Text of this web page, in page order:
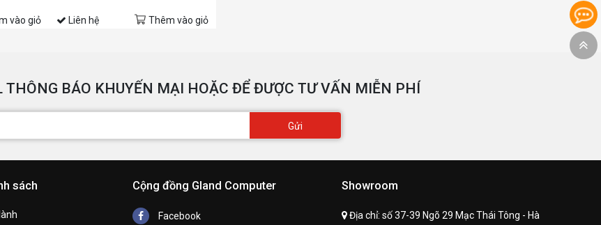
vào giỏ Liên hệ Thêm vào giỏ
BÁO KHUYẾN MẠI HOẶC ĐỂ ĐƯỢC TƯ VẤN MIỄN PHÍ
Gửi
sách Cộng đồng Gland Computer
Facebook
Showroom
Địa chỉ: số 37-39 Ngõ 29 Mạc Thái Tông - Hà